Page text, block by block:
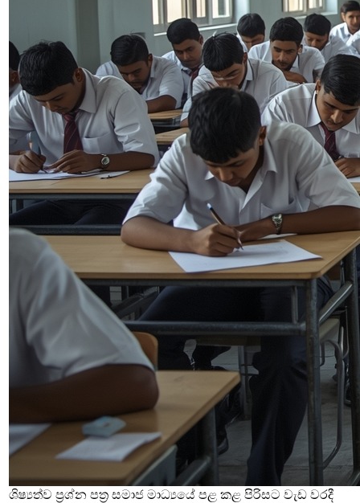
ශිෂ්‍යත්ව ප්‍රශ්න පත්‍ර සමාජ මාධ්‍යයේ පළ කළ පිරිසට වැඩ වරදී